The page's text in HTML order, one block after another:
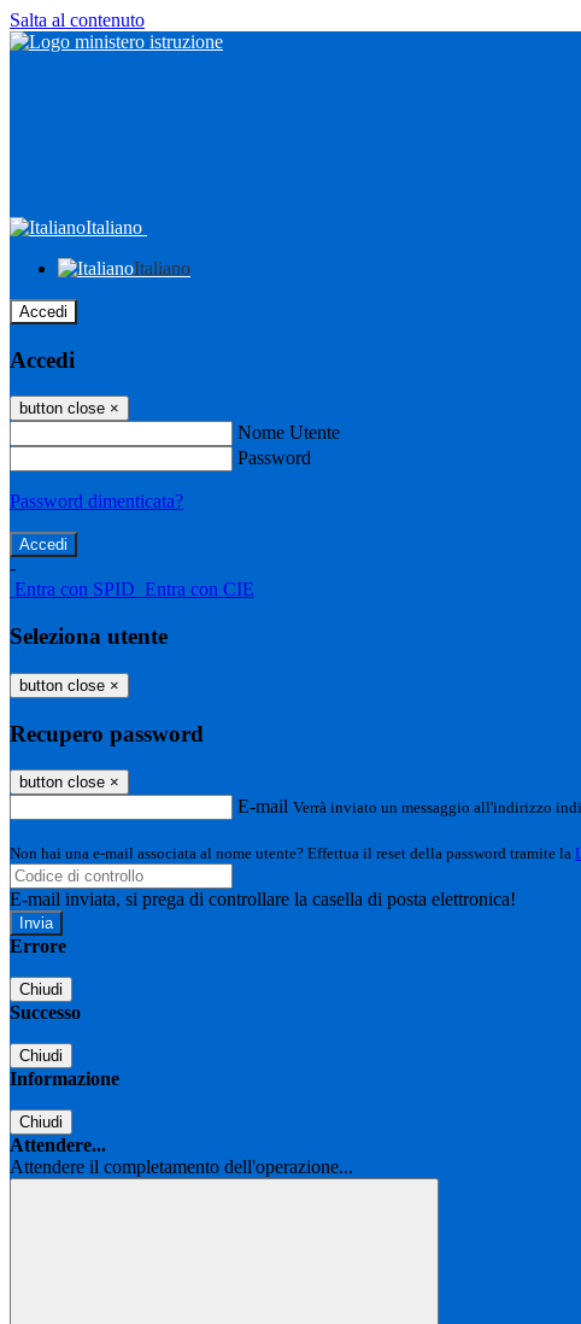
Salta al contenuto
Italiano
Italiano
Accedi
Accedi
button close ×
Nome Utente
Password
Password dimenticata?
-
Entra con SPID Entra con CIE
Seleziona utente
button close ×
Recupero password
button close ×
E-mail Verrà inviato un messaggio all'indirizzo
Non hai una e-mail associata al nome utente? Effettua il reset della password tramite la
E-mail inviata, si prega di controllare la casella di posta elettronica!
Errore
Chiudi
Successo
Chiudi
Informazione
Chiudi
Attendere...
Attendere il completamento dell'operazione...